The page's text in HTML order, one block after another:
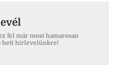
fel már most hamarosan
heti hírlevelünkre!